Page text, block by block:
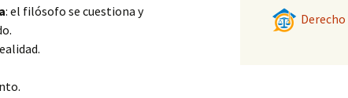
: el filósofo se cuestiona y
Derecho